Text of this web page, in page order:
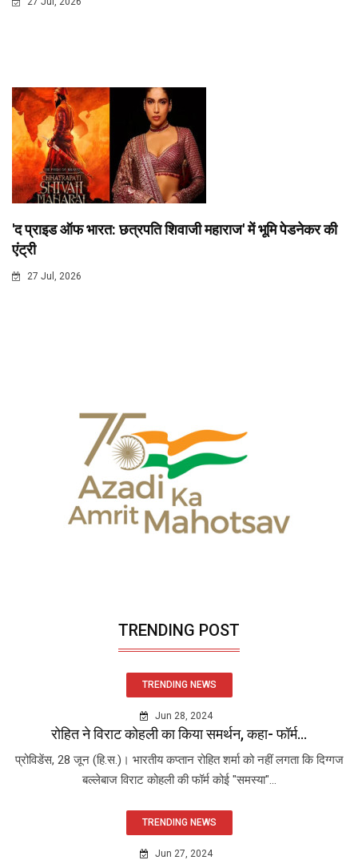
'द प्राइड ऑफ भारत: छत्रपति शिवाजी महाराज' में भूमि पेडनेकर की
एंट्री
27 Jul, 2026
TRENDING POST
TRENDING NEWS
Jun 28, 2024
रोहित ने विराट कोहली का किया समर्थन, कहा- फॉर्म...
प्रोविडेंस, 28 जून (हि.स.)। भारतीय कप्तान रोहित शर्मा को नहीं लगता कि दिग्गज
बल्लेबाज विराट कोहली की फॉर्म कोई "समस्या"...
TRENDING NEWS
Jun 27, 2024